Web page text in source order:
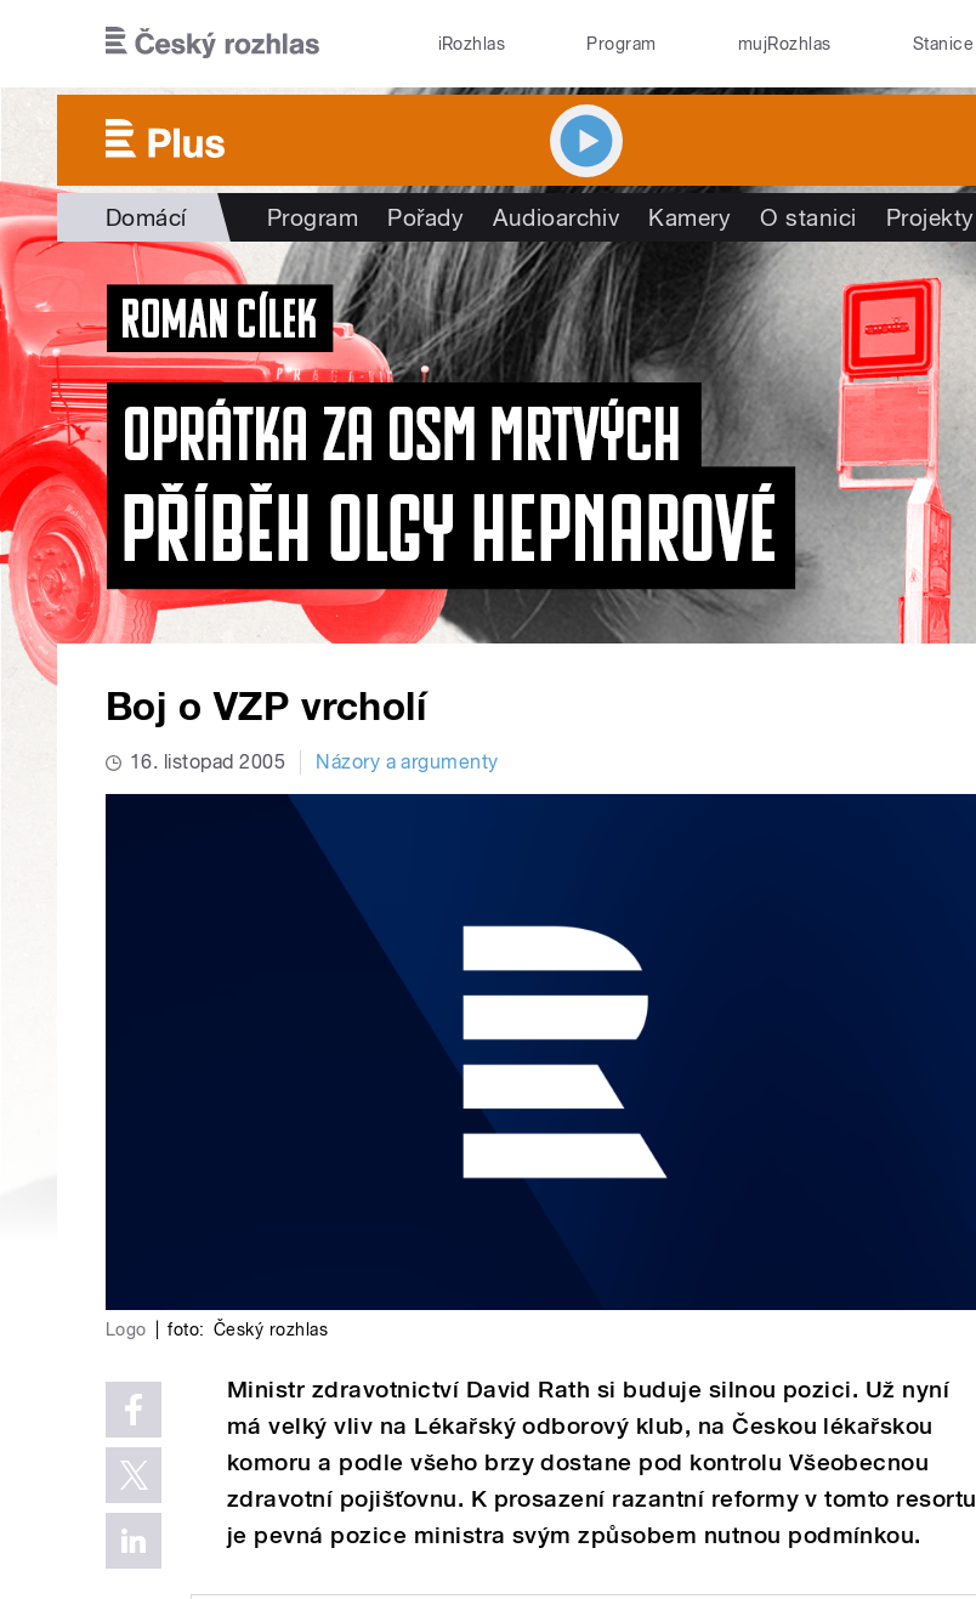
iRozhlas Program mujRozhlas Stanice
Domácí Program Pořady Audioarchiv Kamery O stanici Projekty
Boj o VZP vrcholí
16. listopad 2005 Názory a argumenty
Logo foto: Český rozhlas
Ministr zdravotnictví David Rath si buduje silnou pozici. Už nyní
má velký vliv na Lékařský odborový klub, na Českou lékařskou
komoru a podle všeho brzy dostane pod kontrolu Všeobecnou
zdravotní pojišťovnu. K prosazení razantní reformy v tomto resortu
je pevná pozice ministra svým způsobem nutnou podmínkou.